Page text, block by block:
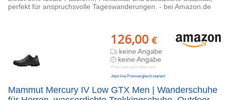
perfekt für anspruchsvolle Tageswanderungen. - bei Amazon.de
126,00 €
keine Angabe
keine Angabe
Preis kann jetzt höher sein
Jetzt live Preisvergleich starten!
Mammut Mercury IV Low GTX Men | Wanderschuhe